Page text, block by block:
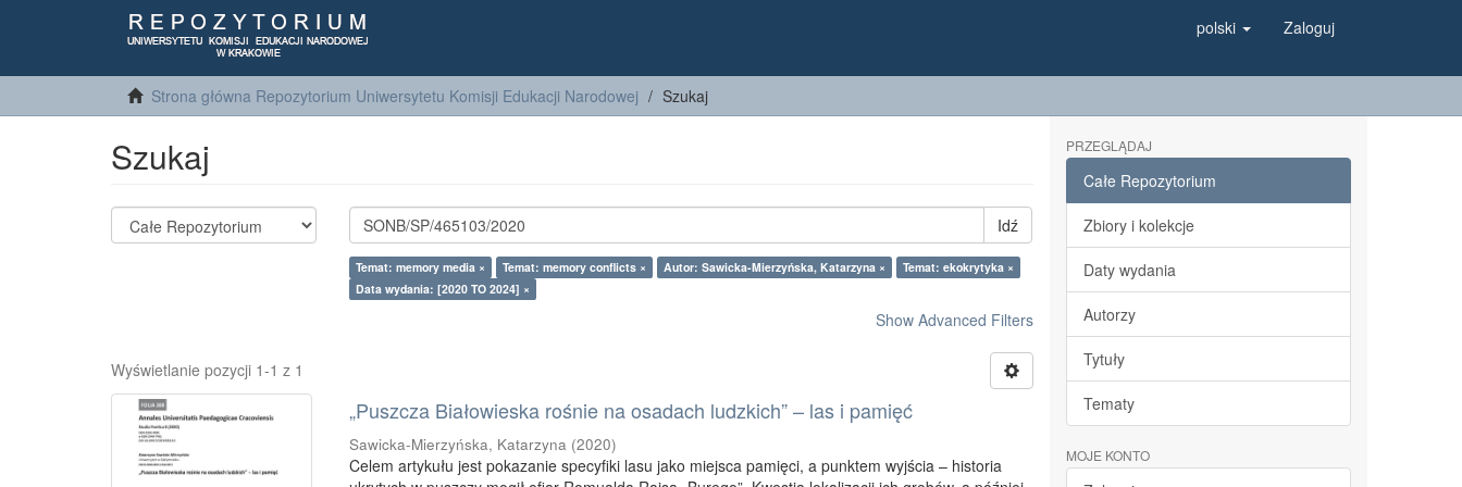
polski Zaloguj
Strona główna Repozytorium Uniwersytetu Komisji Edukacji Narodowej Szukaj
Szukaj
Idź
Temat: memory media × Temat: memory conflicts × Autor: Sawicka-Mierzyńska, Katarzyna ×
Temat: ekokrytyka ×
Data wydania: [2020 TO 2024] ×
Show Advanced Filters
Wyświetlanie pozycji 1-1 z 1
„Puszcza Białowieska rośnie na osadach ludzkich” – las i pamięć
Sawicka-Mierzyńska, Katarzyna (2020)
Celem artykułu jest pokazanie specyfiki lasu jako miejsca pamięci, a punktem wyjścia – historia
PRZEGLĄDAJ
Całe Repozytorium
Zbiory i kolekcje
Daty wydania
Autorzy
Tytuły
Tematy
MOJE KONTO